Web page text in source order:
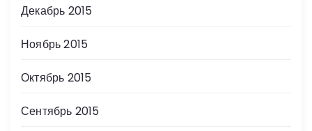
Декабрь 2015
Ноябрь 2015
Октябрь 2015
Сентябрь 2015